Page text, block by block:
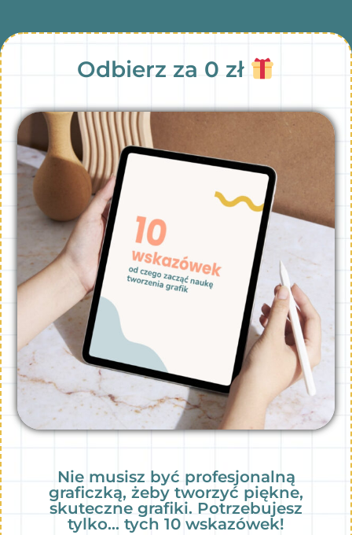
Odbierz za 0 zł
Nie musisz być profesjonalną
graficzką, żeby tworzyć piękne,
skuteczne grafiki. Potrzebujesz
tylko… tych 10 wskazówek!